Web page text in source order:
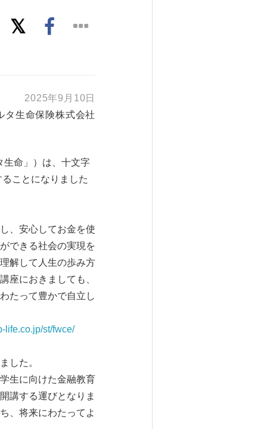
2025年9月10日
タ生命保険株式会社
生命」）は、十文字
ことになりました
、安心してお金を使
できる社会の実現を
解して人生の歩み方
座におきましても、
たって豊かで自立し
life.co.jp/st/fwce/
した。
生に向けた金融教育
講する運びとなりま
、将来にわたってよ